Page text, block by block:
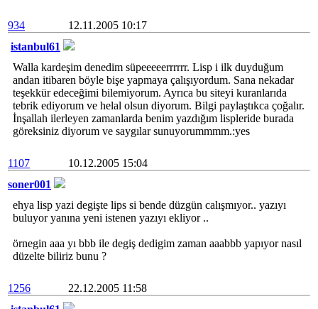
934
12.11.2005 10:17
istanbul61
Walla kardeşim denedim süpeeeeerrrrrr. Lisp i ilk duyduğum
andan itibaren böyle bişe yapmaya çalışıyordum. Sana nekadar
teşekkür edeceğimi bilemiyorum. Ayrıca bu siteyi kuranlarıda
tebrik ediyorum ve helal olsun diyorum. Bilgi paylaştıkca çoğalır.
İnşallah ilerleyen zamanlarda benim yazdığım lispleride burada
göreksiniz diyorum ve saygılar sunuyorummmm.:yes
1107
10.12.2005 15:04
soner001
ehya lisp yazi degişte lips si bende düzgün calışmıyor.. yazıyı
buluyor yanına yeni istenen yazıyı ekliyor ..
örnegin aaa yı bbb ile degiş dedigim zaman aaabbb yapıyor nasıl
düzelte biliriz bunu ?
1256
22.12.2005 11:58